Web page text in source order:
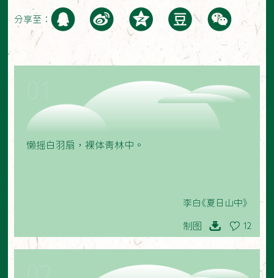
分享至：
懒摇白羽扇，裸体青林中。
李白《夏日山中》
制图 12